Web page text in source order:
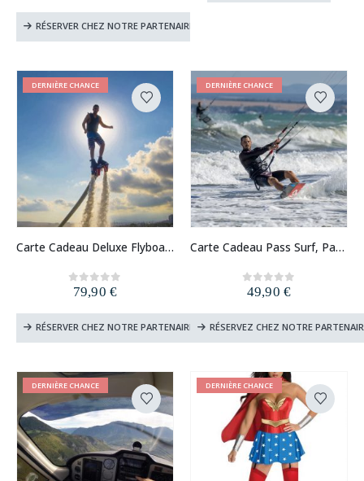
RÉSERVER CHEZ NOTRE PARTENAIRE
DERNIÈRE CHANCE
Carte Cadeau Deluxe Flyboard et Jet Ski
0out of 5
79,90 €
RÉSERVER CHEZ NOTRE PARTENAIRE
DERNIÈRE CHANCE
Carte Cadeau Pass Surf, Paddle, Kitesurf
0out of 5
49,90 €
RÉSERVEZ CHEZ NOTRE
DERNIÈRE CHANCE DERNIÈRE CHANCE